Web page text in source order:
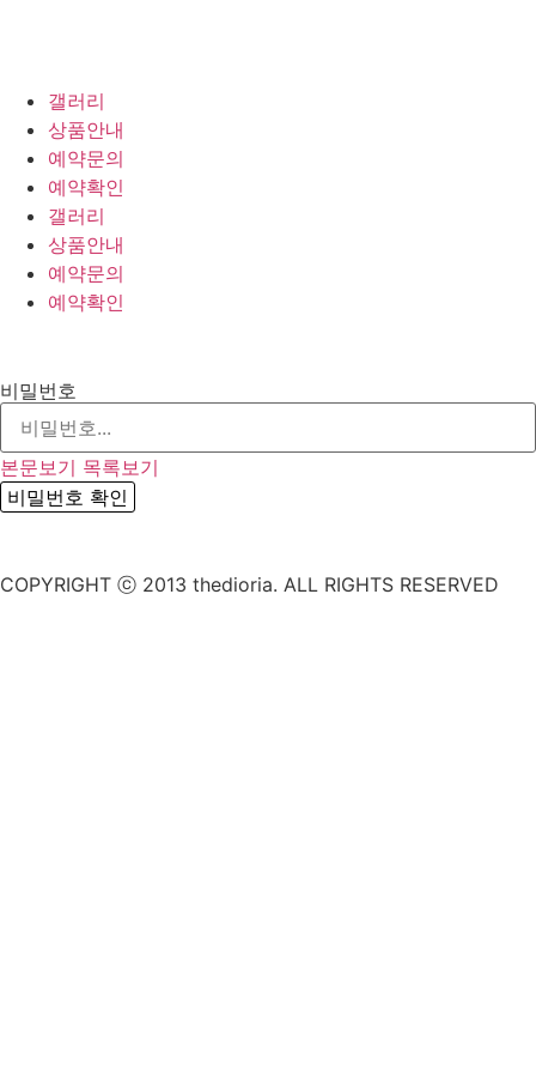
갤러리
상품안내
예약문의
예약확인
갤러리
상품안내
예약문의
예약확인
비밀번호
본문보기 목록보기
비밀번호 확인
COPYRIGHT ⓒ 2013 thedioria. ALL RIGHTS RESERVED